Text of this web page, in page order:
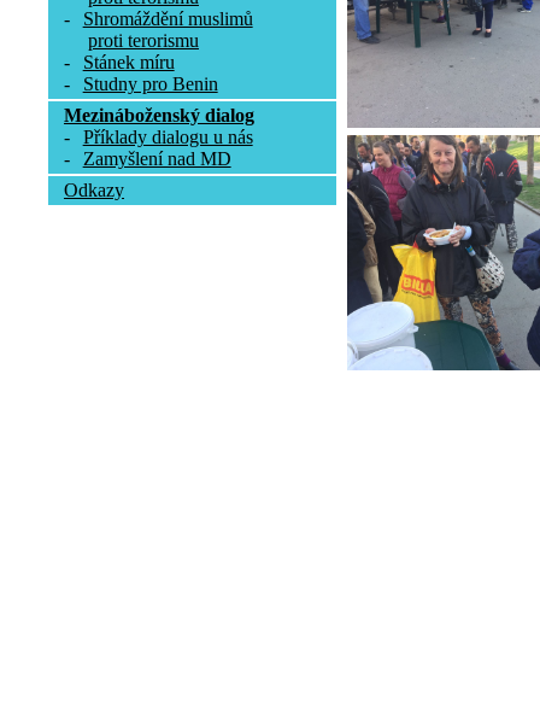
-
Shromáždění muslimů
proti terorismu
-
Stánek míru
-
Studny pro Benin
Mezináboženský dialog
-
Příklady dialogu u nás
-
Zamyšlení nad MD
Odkazy